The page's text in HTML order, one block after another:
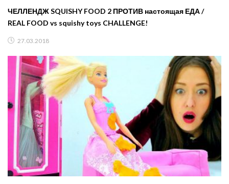
ЧЕЛЛЕНДЖ SQUISHY FOOD 2 ПРОТИВ настоящая ЕДА /
REAL FOOD vs squishy toys CHALLENGE!
27.03.2018